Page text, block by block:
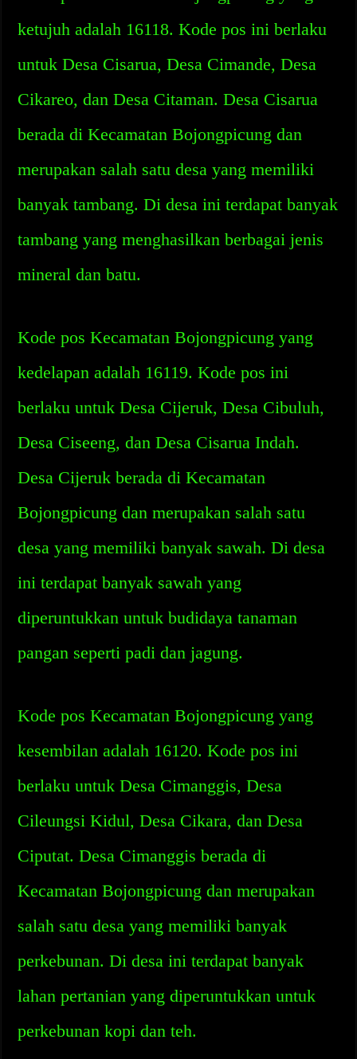
ketujuh adalah 16118. Kode pos ini berlaku
untuk Desa Cisarua, Desa Cimande, Desa
Cikareo, dan Desa Citaman. Desa Cisarua
berada di Kecamatan Bojongpicung dan
merupakan salah satu desa yang memiliki
banyak tambang. Di desa ini terdapat banyak
tambang yang menghasilkan berbagai jenis
mineral dan batu.
Kode pos Kecamatan Bojongpicung yang
kedelapan adalah 16119. Kode pos ini
berlaku untuk Desa Cijeruk, Desa Cibuluh,
Desa Ciseeng, dan Desa Cisarua Indah.
Desa Cijeruk berada di Kecamatan
Bojongpicung dan merupakan salah satu
desa yang memiliki banyak sawah. Di desa
ini terdapat banyak sawah yang
diperuntukkan untuk budidaya tanaman
pangan seperti padi dan jagung.
Kode pos Kecamatan Bojongpicung yang
kesembilan adalah 16120. Kode pos ini
berlaku untuk Desa Cimanggis, Desa
Cileungsi Kidul, Desa Cikara, dan Desa
Ciputat. Desa Cimanggis berada di
Kecamatan Bojongpicung dan merupakan
salah satu desa yang memiliki banyak
perkebunan. Di desa ini terdapat banyak
lahan pertanian yang diperuntukkan untuk
perkebunan kopi dan teh.